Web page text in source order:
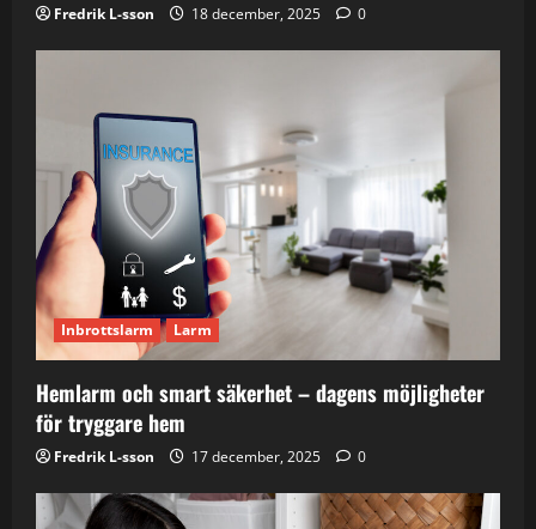
Fredrik L-sson 18 december, 2025 0
Inbrottslarm Larm
Hemlarm och smart säkerhet – dagens möjligheter
för tryggare hem
Fredrik L-sson 17 december, 2025 0